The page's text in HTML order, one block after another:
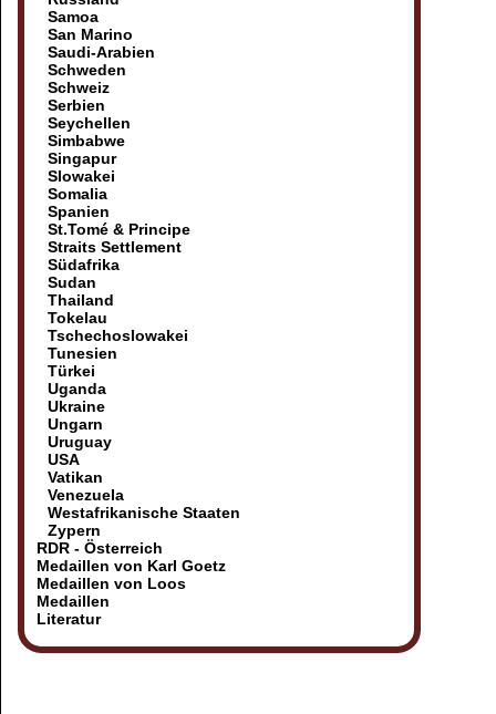
Samoa
San Marino
Saudi-Arabien
Schweden
Schweiz
Serbien
Seychellen
Simbabwe
Singapur
Slowakei
Somalia
Spanien
St.Tomé & Principe
Straits Settlement
Südafrika
Sudan
Thailand
Tokelau
Tschechoslowakei
Tunesien
Türkei
Uganda
Ukraine
Ungarn
Uruguay
USA
Vatikan
Venezuela
Westafrikanische Staaten
Zypern
RDR - Österreich
Medaillen von Karl Goetz
Medaillen von Loos
Medaillen
Literatur